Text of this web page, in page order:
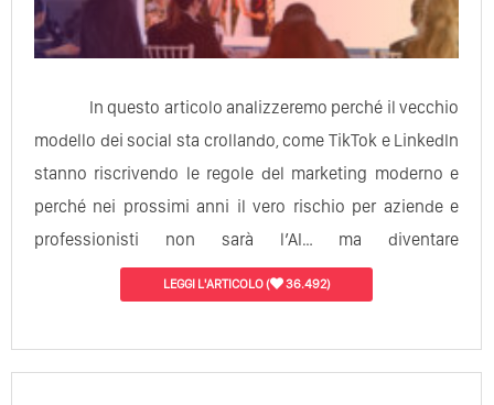
In questo articolo analizzeremo perché il vecchio
modello dei social sta crollando, come TikTok e LinkedIn
stanno riscrivendo le regole del marketing moderno e
perché nei prossimi anni il vero rischio per aziende e
professionisti non sarà l’AI… ma diventare
completamente invisibili.
LEGGI L'ARTICOLO( 36.492)